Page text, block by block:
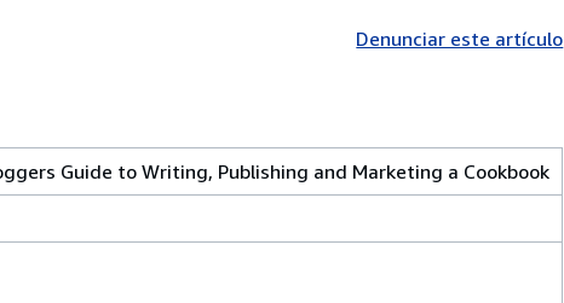
Denunciar este artículo
Guide to Writing, Publishing and Marketing a Cookbook